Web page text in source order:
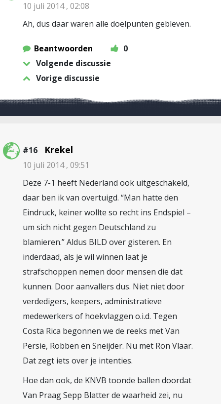
10 juli 2014 , 02:08
Ah, dus daar waren alle doelpunten gebleven.
Beantwoorden
0
Volgende discussie
Vorige discussie
#16 Krekel
10 juli 2014 , 09:51
Deze 7-1 heeft Nederland ook uitgeschakeld,
daar ben ik van overtuigd. “Man hatte den
Eindruck, keiner wollte so recht ins Endspiel –
um sich nicht gegen Deutschland zu
blamieren.” Aldus BILD over gisteren. En
inderdaad, als je wil winnen laat je
strafschoppen nemen door mensen die dat
kunnen. Door aanvallers dus. Niet niet door
verdedigers, keepers, administratieve
medewerkers of hoekvlaggen o.i.d. Tegen
Costa Rica begonnen we de reeks met Van
Persie, Robben en Sneijder. Nu met Ron Vlaar.
Dat zegt iets over je intenties.
Hoe dan ook, de KNVB toonde ballen doordat
Van Praag Sepp Blatter de waarheid zei, nu